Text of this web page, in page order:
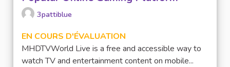
3pattiblue
EN COURS D'ÉVALUATION
MHDTVWorld Live is a free and accessible way to
watch TV and entertainment content on mobile...